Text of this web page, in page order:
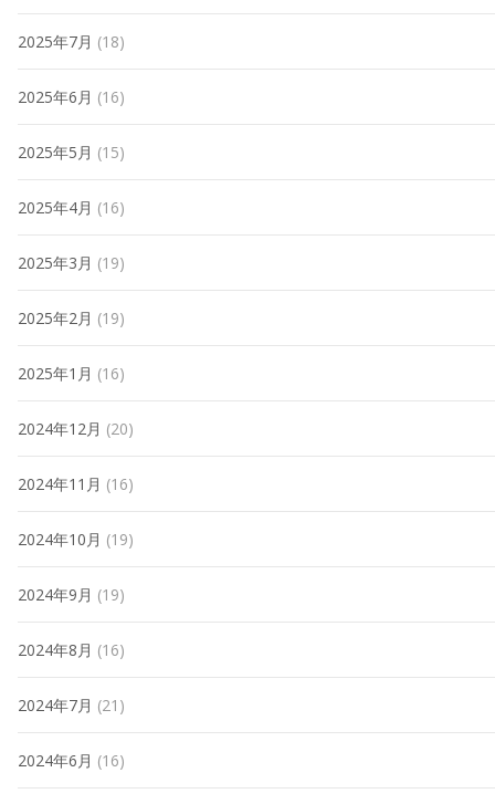
2025年7月 (18)
2025年6月 (16)
2025年5月 (15)
2025年4月 (16)
2025年3月 (19)
2025年2月 (19)
2025年1月 (16)
2024年12月 (20)
2024年11月 (16)
2024年10月 (19)
2024年9月 (19)
2024年8月 (16)
2024年7月 (21)
2024年6月 (16)